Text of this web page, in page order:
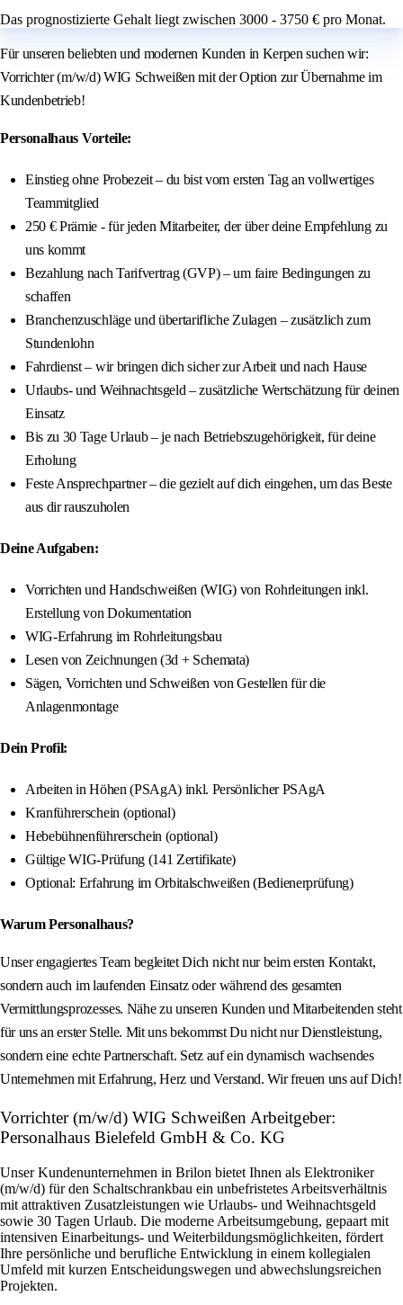
Das prognostizierte Gehalt liegt zwischen 3000 - 3750 € pro Monat.
Für unseren beliebten und modernen Kunden in Kerpen suchen wir:
Vorrichter (m/w/d) WIG Schweißen mit der Option zur Übernahme im
Kundenbetrieb!
Personalhaus Vorteile:
Einstieg ohne Probezeit – du bist vom ersten Tag an vollwertiges
Teammitglied
250 € Prämie - für jeden Mitarbeiter, der über deine Empfehlung zu
uns kommt
Bezahlung nach Tarifvertrag (GVP) – um faire Bedingungen zu
schaffen
Branchenzuschläge und übertarifliche Zulagen – zusätzlich zum
Stundenlohn
Fahrdienst – wir bringen dich sicher zur Arbeit und nach Hause
Urlaubs- und Weihnachtsgeld – zusätzliche Wertschätzung für deinen
Einsatz
Bis zu 30 Tage Urlaub – je nach Betriebszugehörigkeit, für deine
Erholung
Feste Ansprechpartner – die gezielt auf dich eingehen, um das Beste
aus dir rauszuholen
Deine Aufgaben:
Vorrichten und Handschweißen (WIG) von Rohrleitungen inkl.
Erstellung von Dokumentation
WIG-Erfahrung im Rohrleitungsbau
Lesen von Zeichnungen (3d + Schemata)
Sägen, Vorrichten und Schweißen von Gestellen für die
Anlagenmontage
Dein Profil:
Arbeiten in Höhen (PSAgA) inkl. Persönlicher PSAgA
Kranführerschein (optional)
Hebebühnenführerschein (optional)
Gültige WIG-Prüfung (141 Zertifikate)
Optional: Erfahrung im Orbitalschweißen (Bedienerprüfung)
Warum Personalhaus?
Unser engagiertes Team begleitet Dich nicht nur beim ersten Kontakt,
sondern auch im laufenden Einsatz oder während des gesamten
Vermittlungsprozesses. Nähe zu unseren Kunden und Mitarbeitenden steht
für uns an erster Stelle. Mit uns bekommst Du nicht nur Dienstleistung,
sondern eine echte Partnerschaft. Setz auf ein dynamisch wachsendes
Unternehmen mit Erfahrung, Herz und Verstand. Wir freuen uns auf Dich!
Vorrichter (m/w/d) WIG Schweißen Arbeitgeber:
Personalhaus Bielefeld GmbH & Co. KG
Unser Kundenunternehmen in Brilon bietet Ihnen als Elektroniker
(m/w/d) für den Schaltschrankbau ein unbefristetes Arbeitsverhältnis
mit attraktiven Zusatzleistungen wie Urlaubs- und Weihnachtsgeld
sowie 30 Tagen Urlaub. Die moderne Arbeitsumgebung, gepaart mit
intensiven Einarbeitungs- und Weiterbildungsmöglichkeiten, fördert
Ihre persönliche und berufliche Entwicklung in einem kollegialen
Umfeld mit kurzen Entscheidungswegen und abwechslungsreichen
Projekten.